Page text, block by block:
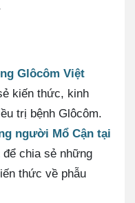
Glôcôm Việt
kiến thức, kinh
trị bệnh Glôcôm.
người Mổ Cận tại
để chia sẻ những
thức về phẫu